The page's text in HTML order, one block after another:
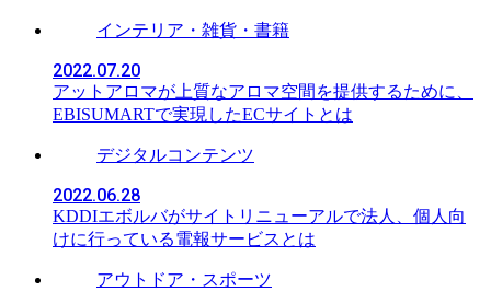
インテリア・雑貨・書籍
2022.07.20
アットアロマが上質なアロマ空間を提供するために、
EBISUMARTで実現したECサイトとは
デジタルコンテンツ
2022.06.28
KDDIエボルバがサイトリニューアルで法人、個人向
けに行っている電報サービスとは
アウトドア・スポーツ